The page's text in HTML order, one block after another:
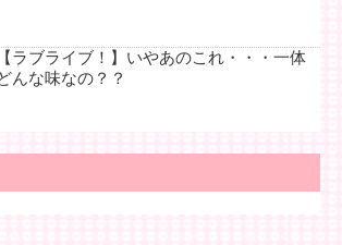
【ラブライブ！】いやあのこれ・・・一体
んな味なの？？